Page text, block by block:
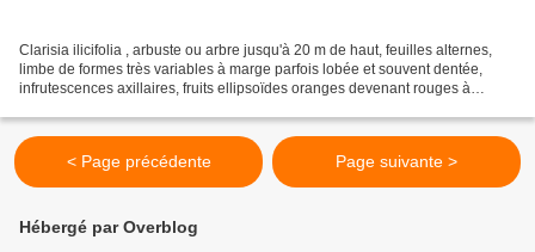
Clarisia ilicifolia , arbuste ou arbre jusqu'à 20 m de haut, feuilles alternes,
limbe de formes très variables à marge parfois lobée et souvent dentée,
infrutescences axillaires, fruits ellipsoïdes oranges devenant rouges à
< Page précédente Page suivante >
Hébergé par Overblog